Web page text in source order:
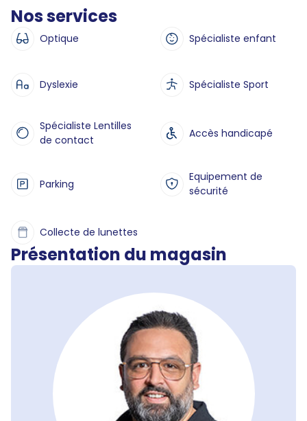
Nos services
Optique Spécialiste enfant
Dyslexie Spécialiste Sport
Spécialiste Lentilles
de contact
Accès handicapé
Parking
Equipement de
sécurité
Collecte de lunettes
Présentation du magasin